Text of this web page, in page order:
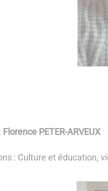
Florence PETER-ARVEUX
Culture et éducation,